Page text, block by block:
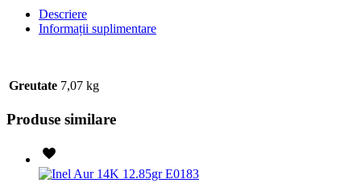
Descriere
Informații suplimentare
Greutate 7,07 kg
Produse similare